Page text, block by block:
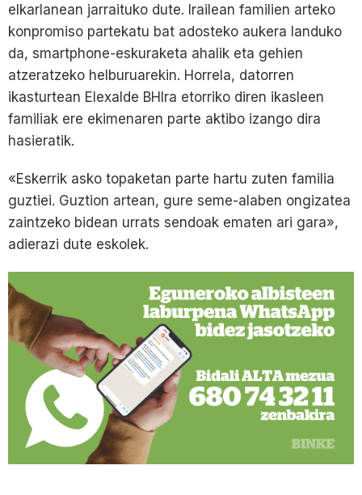
elkarlanean jarraituko dute. Irailean familien arteko
konpromiso partekatu bat adosteko aukera landuko
da, smartphone-eskuraketa ahalik eta gehien
atzeratzeko helburuarekin. Horrela, datorren
ikasturtean Elexalde BHIra etorriko diren ikasleen
familiak ere ekimenaren parte aktibo izango dira
hasieratik.
«Eskerrik asko topaketan parte hartu zuten familia
guztiei. Guztion artean, gure seme-alaben ongizatea
zaintzeko bidean urrats sendoak ematen ari gara»,
adierazi dute eskolek.